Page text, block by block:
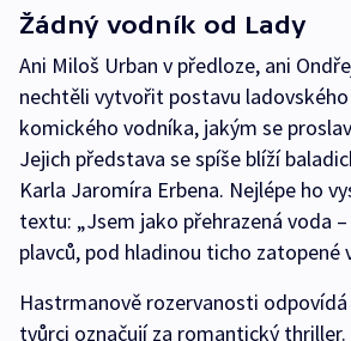
Žádný vodník od Lady
Ani Miloš Urban v předloze, ani
nechtěli vytvořit postavu
komického vodníka, jakým se
Jejich představa se spíše blíží
Karla Jaromíra Erbena. Nejlépe ho
textu: „Jsem jako přehrazená voda
plavců, pod hladinou ticho zatopené
Hastrmanově rozervanosti
tvůrci označují za romantický thriller.